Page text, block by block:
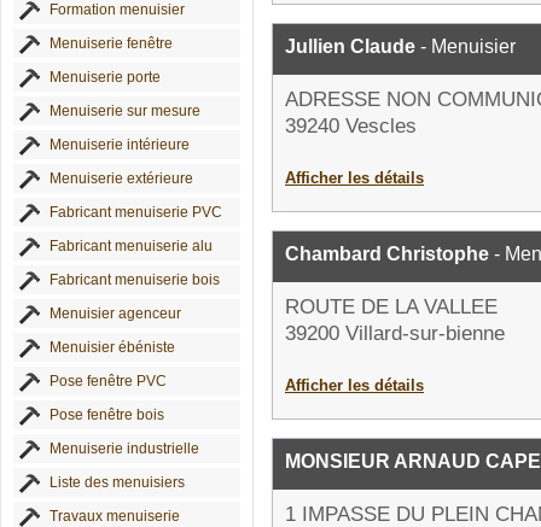
Formation menuisier
Menuiserie fenêtre
Menuiserie porte
Menuiserie sur mesure
Menuiserie intérieure
Menuiserie extérieure
Fabricant menuiserie PVC
Fabricant menuiserie alu
Fabricant menuiserie bois
Menuisier agenceur
Menuisier ébéniste
Pose fenêtre PVC
Pose fenêtre bois
Menuiserie industrielle
Liste des menuisiers
Travaux menuiserie
Jullien Claude - Menuisier
ADRESSE NON
39240 Vescles
Afficher les détails
Chambard Christophe -
ROUTE DE LA VALLEE
39200 Villard-sur-bienne
Afficher les détails
MONSIEUR ARNAUD
1 IMPASSE DU PLEIN